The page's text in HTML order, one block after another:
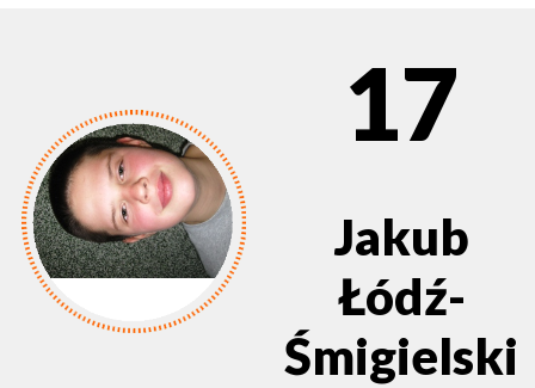
17
Jakub
Łódź-
Śmigielski